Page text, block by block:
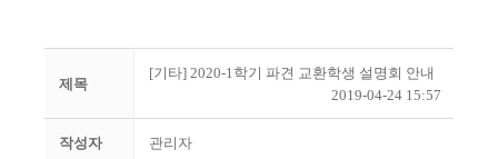
제목
[기타] 2020-1학기 파견 교환학생 설명회 안내
2019-04-24 15:57
작성자 관리자